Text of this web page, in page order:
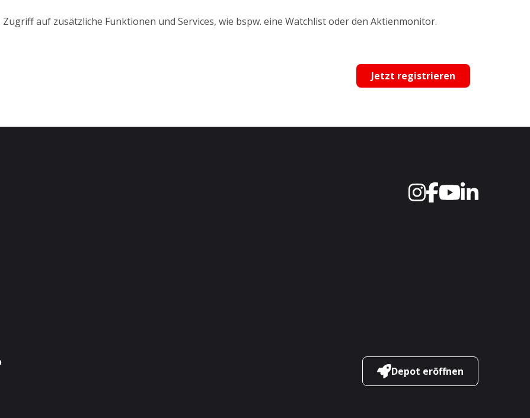
auf zusätzliche Funktionen und Services, wie bspw. eine Watchlist oder den Aktienmonitor.
Jetzt registrieren